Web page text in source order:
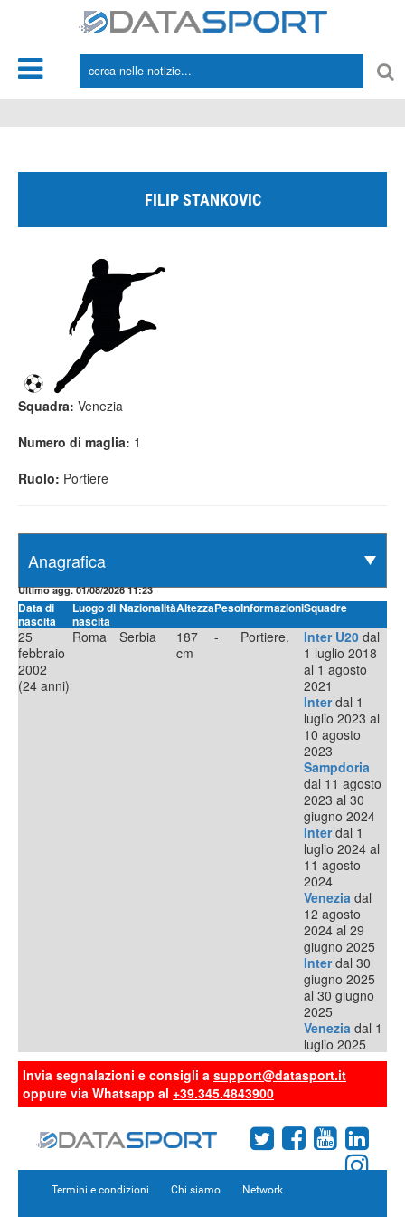
FILIP STANKOVIC
Squadra: Venezia
Numero di maglia: 1
Ruolo: Portiere
Ultimo agg. 01/08/2026 11:23
Data di
nascita
Luogo di
nascita
NazionalitàAltezzaPesoInformazioniSquadre
25
febbraio
2002
(24 anni)
Roma Serbia
187
cm
- Portiere. Inter U20 dal
1 luglio 2018
al 1 agosto
2021
Interdal 1
luglio 2023 al
10 agosto
2023
Sampdoria
dal 11 agosto
2023 al 30
giugno 2024
Interdal 1
luglio 2024 al
11 agosto
2024
Venezia dal
12 agosto
2024 al 29
giugno 2025
Interdal 30
giugno 2025
al 30 giugno
2025
Venezia dal 1
luglio 2025
Invia segnalazioni e consigli a support@datasport.it
oppure via Whatsapp al +39.345.4843900
Termini e condizioni Chi siamo Network